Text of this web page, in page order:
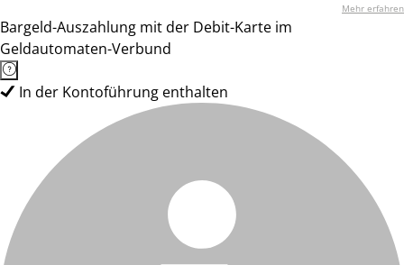
Mehr erfahren
Bargeld-Auszahlung mit der Debit-Karte im
Geldautomaten-Verbund
In der Kontoführung enthalten